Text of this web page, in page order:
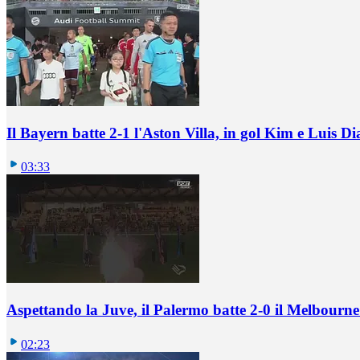
Il Bayern batte 2-1 l'Aston Villa, in gol Kim e Luis
03:33
Aspettando la Juve, il Palermo batte 2-0 il
02:23